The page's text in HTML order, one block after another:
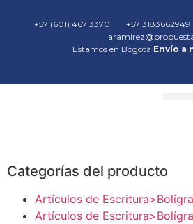
+57 (601) 467 3370 +57 3183662949
Estamos en Bogotá Envío a
Categorías del producto
Artículos de
Artículos de